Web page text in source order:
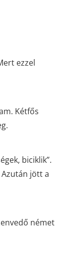
ezzel
Kétfős
biciklik”.
Azután jött a
német